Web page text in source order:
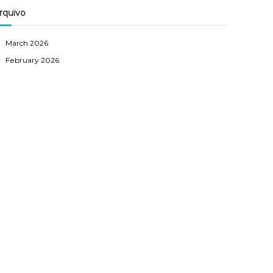
March 2026
February 2026